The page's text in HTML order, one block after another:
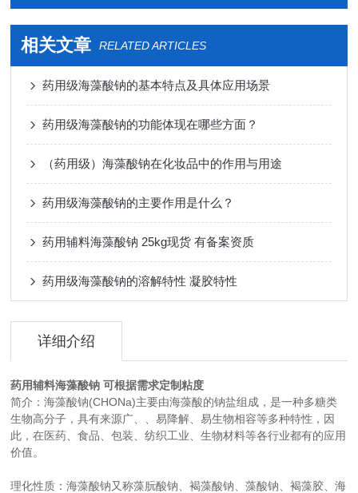
相关文章 RELATED ARTICLES
药用级海藻酸钠的基本特点及具体应用场景
药用级海藻酸钠的功能体现在哪些方面？
（药用级）海藻酸钠在化妆品中的作用与用途
药用级海藻酸钠的主要作用是什么？
药用辅料海藻酸钠 25kg现货 有备案资质
药用级海藻酸钠的溶解特性 凝胶特性
详细介绍
药用辅料海藻酸钠 可根据需求定制粘度
简介：海藻酸钠(CHONa)主要由海藻酸的钠盐组成，是一种多糖类
生物高分子，具有来源广、、易降解、易生物相容等多种特性，因
此，在医药、食品、包装、纺织工业、生物材料等各行业都有的应用
价值。
理化性质：海藻酸钠又称藻朊酸钠、褐藻酸钠、藻酸钠、褐藻胶、海